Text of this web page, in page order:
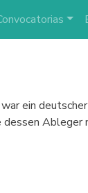
ein
Ableger